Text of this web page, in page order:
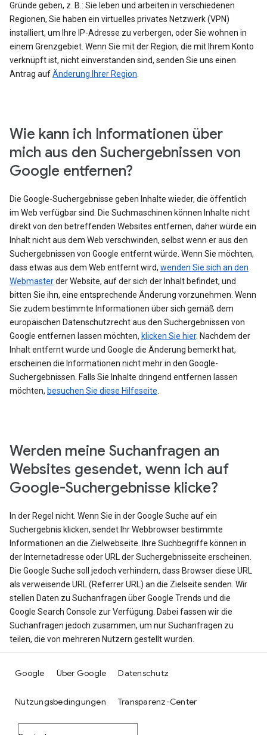
Gründe geben, z. B.: Sie leben und arbeiten in verschiedenen
Regionen, Sie haben ein virtuelles privates Netzwerk (VPN)
installiert, um Ihre IP-Adresse zu verbergen, oder Sie wohnen in
einem Grenzgebiet. Wenn Sie mit der Region, die mit Ihrem Konto
verknüpft ist, nicht einverstanden sind, senden Sie uns einen
Antrag aufÄnderung Ihrer Region
Wie kann ich Informationen über
mich aus den Suchergebnissen von
Google entfernen?
Die Google-Suchergebnisse geben Inhalte wieder, die öffentlich
im Web verfügbar sind. Die Suchmaschinen können Inhalte nicht
direkt von den betreffenden Websites entfernen, daher würde ein
Inhalt nicht aus dem Web verschwinden, selbst wenn er aus den
Suchergebnissen von Google entfernt würde. Wenn Sie möchten,
dass etwas aus dem Web entfernt wird, wenden Sie sich an den
Webmasterder Website, auf der sich der Inhalt befindet, und
bitten Sie ihn, eine entsprechende Änderung vorzunehmen. Wenn
Sie zudem bestimmte Informationen über sich gemäß dem
europäischen Datenschutzrecht aus den Suchergebnissen von
Google entfernen lassen möchten, klicken Sie hier. Nachdem der
Inhalt entfernt wurde und Google die Änderung bemerkt hat,
erscheinen die Informationen nicht mehr in den Google-
Suchergebnissen. Falls Sie Inhalte dringend entfernen lassen
möchten, besuchen Sie diese Hilfeseite
Werden meine Suchanfragen an
Websites gesendet, wenn ich auf
Google-Suchergebnisse klicke?
In der Regel nicht. Wenn Sie in der Google Suche auf ein
Suchergebnis klicken, sendet Ihr Webbrowser bestimmte
Informationen an die Zielwebseite. Ihre Suchbegriffe können in
der Internetadresse oder URL der Suchergebnisseite erscheinen.
Die Google Suche soll jedoch verhindern, dass Browser diese URL
als verweisende URL (Referrer URL) an die Zielseite senden. Wir
stellen Daten zu Suchanfragen über Google Trends und die
Google Search Console zur Verfügung. Dabei fassen wir die
Suchanfragen jedoch zusammen, um nur Suchanfragen zu
teilen, die von mehreren Nutzern gestellt wurden.
Google Über Google Datenschutz
Nutzungsbedingungen Transparenz-Center